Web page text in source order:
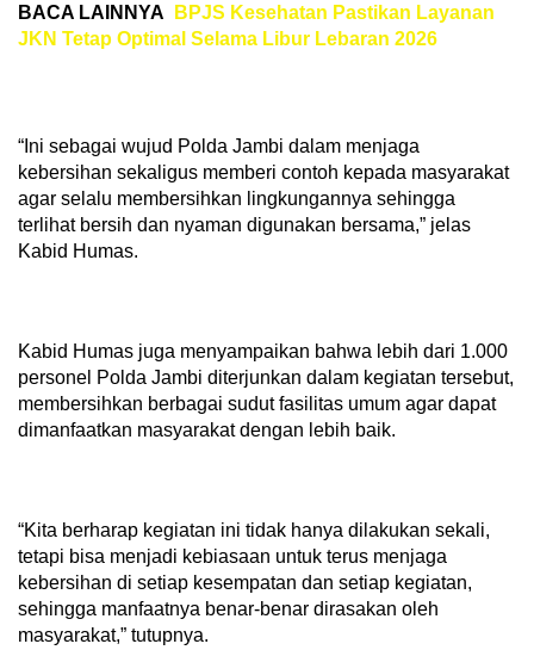
BACA LAINNYA
BPJS Kesehatan Pastikan Layanan
JKN Tetap Optimal Selama Libur Lebaran 2026
“Ini sebagai wujud Polda Jambi dalam menjaga
kebersihan sekaligus memberi contoh kepada masyarakat
agar selalu membersihkan lingkungannya sehingga
terlihat bersih dan nyaman digunakan bersama,” jelas
Kabid Humas.
Kabid Humas juga menyampaikan bahwa lebih dari 1.000
personel Polda Jambi diterjunkan dalam kegiatan tersebut,
membersihkan berbagai sudut fasilitas umum agar dapat
dimanfaatkan masyarakat dengan lebih baik.
“Kita berharap kegiatan ini tidak hanya dilakukan sekali,
tetapi bisa menjadi kebiasaan untuk terus menjaga
kebersihan di setiap kesempatan dan setiap kegiatan,
sehingga manfaatnya benar-benar dirasakan oleh
masyarakat,” tutupnya.